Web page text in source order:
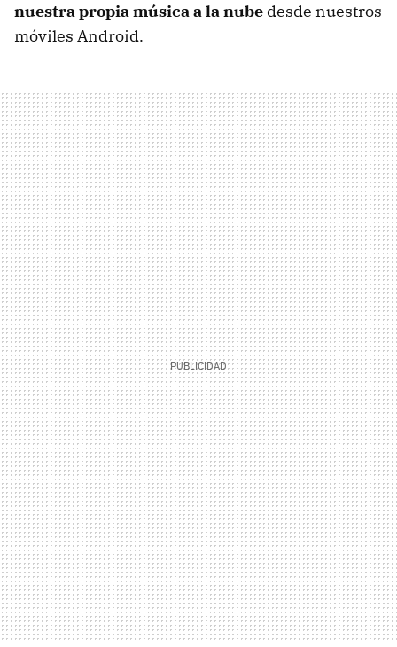
nuestra propia música a la nube desde nuestros
móviles Android.